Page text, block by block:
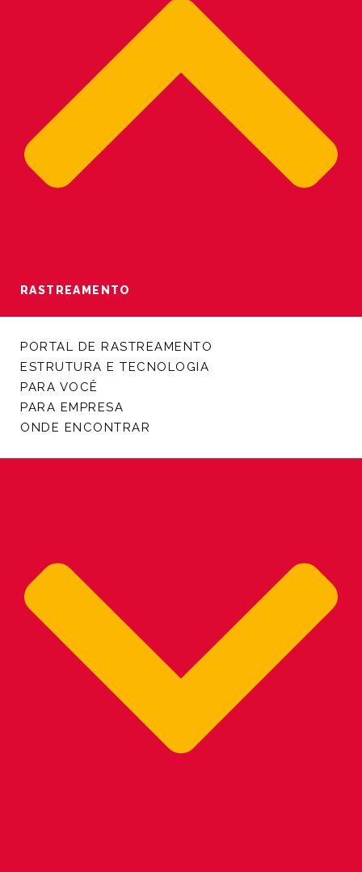
RASTREAMENTO
PORTAL DE RASTREAMENTO
ESTRUTURA E TECNOLOGIA
PARA VOCÊ
PARA EMPRESA
ONDE ENCONTRAR